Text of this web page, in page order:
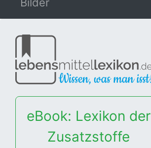
eBook: Lexikon der
Zusatzstoffe